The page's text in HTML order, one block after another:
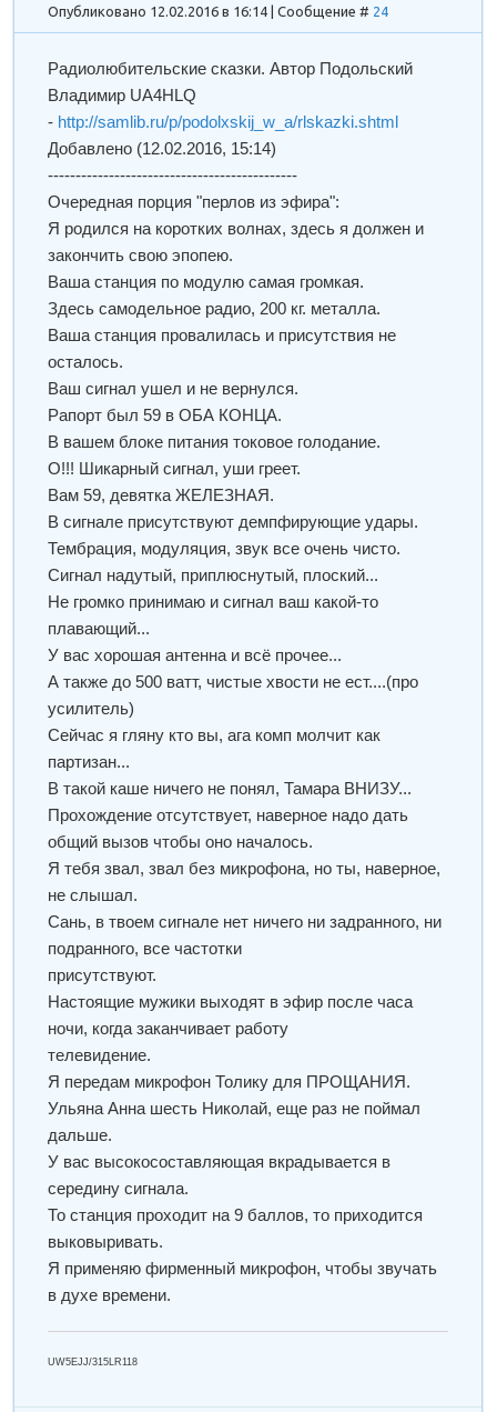
Опубликовано 12.02.2016 в 16:14 | Сообщение # 24
Радиолюбительские сказки. Автор Подольский
Владимир UA4HLQ
- http://samlib.ru/p/podolxskij_w_a/rlskazki.shtml
Добавлено (12.02.2016, 15:14)
---------------------------------------------
Очередная порция "перлов из эфира":
Я родился на коротких волнах, здесь я должен и
закончить свою эпопею.
Ваша станция по модулю самая громкая.
Здесь самодельное радио, 200 кг. металла.
Ваша станция провалилась и присутствия не
осталось.
Ваш сигнал ушел и не вернулся.
Рапорт был 59 в ОБА КОНЦА.
В вашем блоке питания токовое голодание.
О!!! Шикарный сигнал, уши греет.
Вам 59, девятка ЖЕЛЕЗНАЯ.
В сигнале присутствуют демпфирующие удары.
Тембрация, модуляция, звук все очень чисто.
Сигнал надутый, приплюснутый, плоский...
Не громко принимаю и сигнал ваш какой-то
плавающий...
У вас хорошая антенна и всё прочее...
А также до 500 ватт, чистые хвости не ест....(про
усилитель)
Сейчас я гляну кто вы, ага комп молчит как
партизан...
В такой каше ничего не понял, Тамара ВНИЗУ...
Прохождение отсутствует, наверное надо дать
общий вызов чтобы оно началось.
Я тебя звал, звал без микрофона, но ты, наверное,
не слышал.
Сань, в твоем сигнале нет ничего ни задранного, ни
подранного, все частотки
присутствуют.
Настоящие мужики выходят в эфир после часа
ночи, когда заканчивает работу
телевидение.
Я передам микрофон Толику для ПРОЩАНИЯ.
Ульяна Анна шесть Николай, еще раз не поймал
дальше.
У вас высокосоставляющая вкрадывается в
середину сигнала.
То станция проходит на 9 баллов, то приходится
выковыривать.
Я применяю фирменный микрофон, чтобы звучать
в духе времени.
UW5EJJ/315LR118